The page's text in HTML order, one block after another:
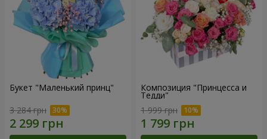
Букет "Маленький принц"
3 284 грн
Композиция "Принцесса и
Тедди"
1 999 грн